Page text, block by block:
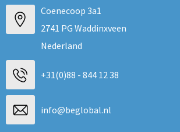
Coenecoop 3a1
2741 PG Waddinxveen
Nederland
+31(0)88 - 844 12 38
info@beglobal.nl